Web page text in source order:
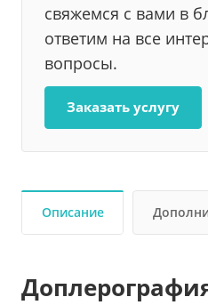
свяжемся с вами в
ответим на все
вопросы.
Заказать услугу
Описание